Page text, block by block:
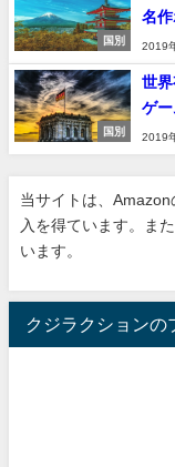
国別
名
2019
国別
世
ゲ
2019
当サイトは、
入を得ています。ま
います。
クジラクションの